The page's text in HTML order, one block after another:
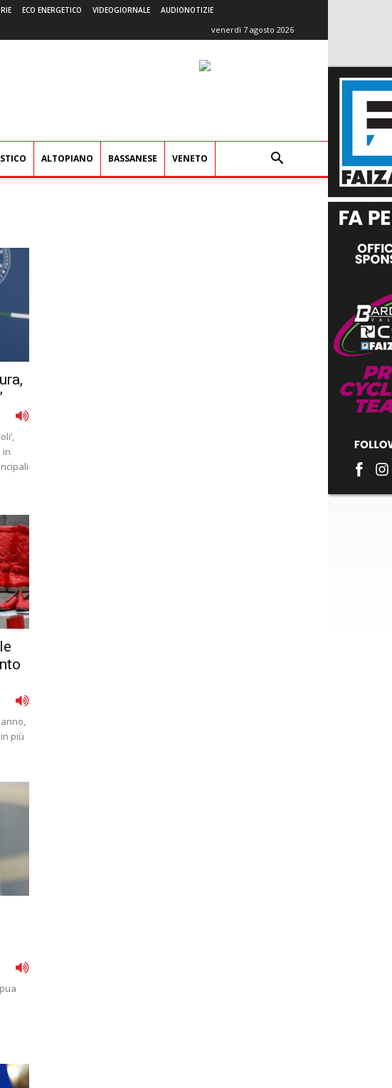
ECO ENERGETICO VIDEOGIORNALE AUDIONOTIZIE
venerdì 7 agosto 2026
ALTOPIANO BASSANESE VENETO
in
più